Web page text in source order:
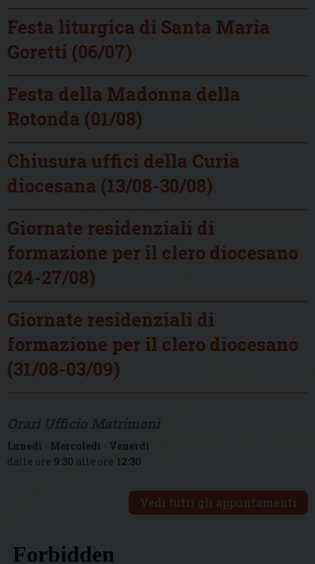
Festa liturgica di Santa Maria
Goretti (06/07)
Festa della Madonna della
Rotonda (01/08)
Chiusura uffici della Curia
diocesana (13/08-30/08)
Giornate residenziali di
formazione per il clero diocesano
(24-27/08)
Giornate residenziali di
formazione per il clero diocesano
(31/08-03/09)
Lunedì - Mercoledì - Venerdì
dalle ore 9:30 alle ore 12:30
Vedi tutti gli appuntamenti